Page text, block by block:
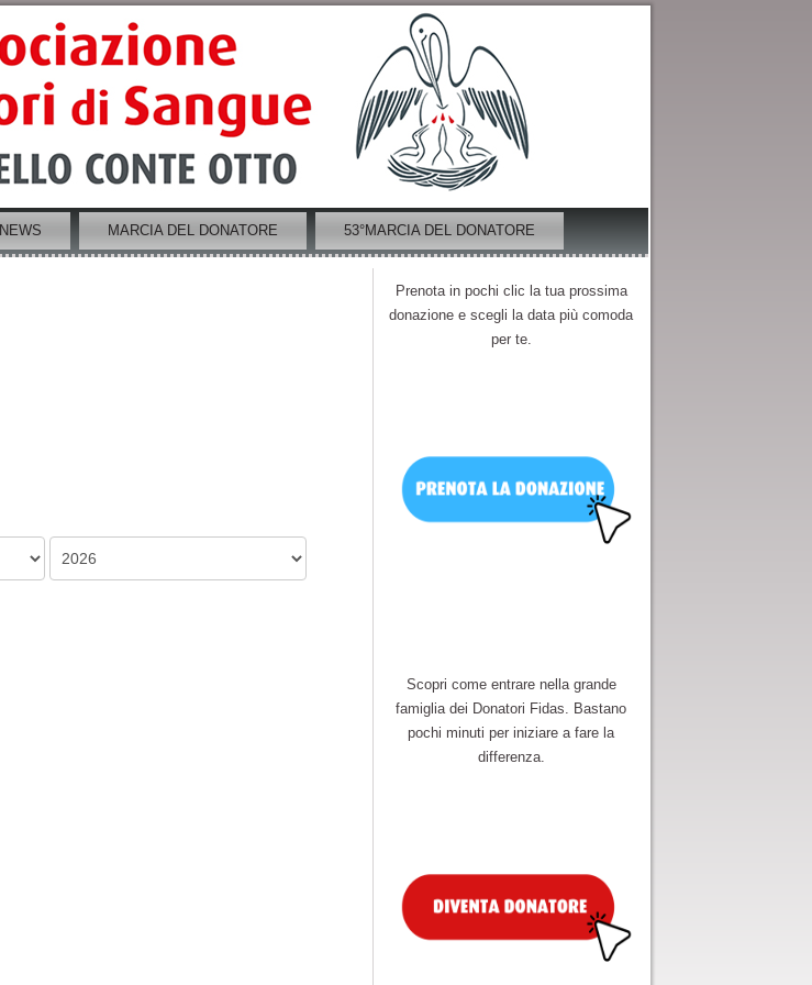
NEWS MARCIA DEL DONATORE 53°MARCIA DEL DONATORE
Prenota in pochi clic la tua prossima
donazione e scegli la data più comoda
per te.
Scopri come entrare nella grande
famiglia dei Donatori Fidas. Bastano
pochi minuti per iniziare a fare la
differenza.